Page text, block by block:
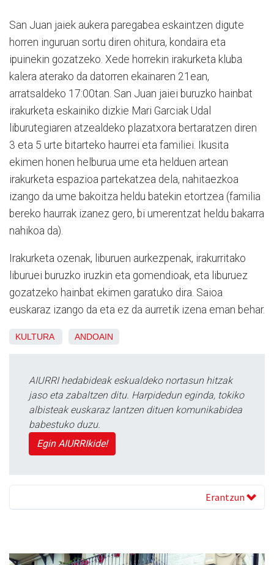
San Juan jaiek aukera paregabea eskaintzen digute
horren inguruan sortu diren ohitura, kondaira eta
ipuinekin gozatzeko. Xede horrekin irakurketa kluba
kalera aterako da datorren ekainaren 21ean,
arratsaldeko 17:00tan. San Juan jaiei buruzko hainbat
irakurketa eskainiko dizkie Mari Garciak Udal
liburutegiaren atzealdeko plazatxora bertaratzen diren
3 eta 5 urte bitarteko haurrei eta familiei. Ikusita
ekimen honen helburua ume eta helduen artean
irakurketa espazioa partekatzea dela, nahitaezkoa
izango da ume bakoitza heldu batekin etortzea (familia
bereko haurrak izanez gero, bi umerentzat heldu bakarra
nahikoa da).
Irakurketa ozenak, liburuen aurkezpenak, irakurritako
liburuei buruzko iruzkin eta gomendioak, eta liburuez
gozatzeko hainbat ekimen garatuko dira. Saioa
euskaraz izango da eta ez da aurretik izena eman behar.
KULTURA ANDOAIN
AIURRI hedabideak eskualdeko nortasun hitzak
jaso eta zabaltzen ditu. Harpidedun eginda, tokiko
albisteak euskaraz lantzen dituen komunikabidea
babestuko duzu.
Egin AIURRIkide!
Erantzun